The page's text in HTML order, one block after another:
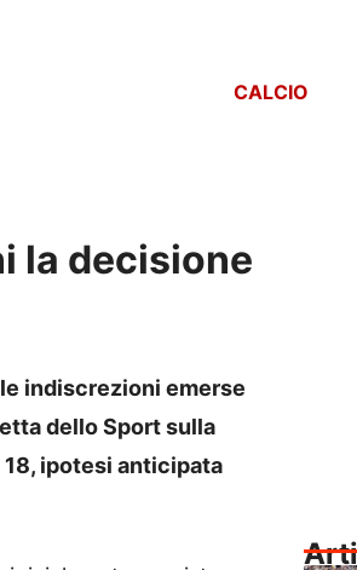
CALCIO
la decisione
indiscrezioni emerse
dello Sport sulla
ipotesi anticipata